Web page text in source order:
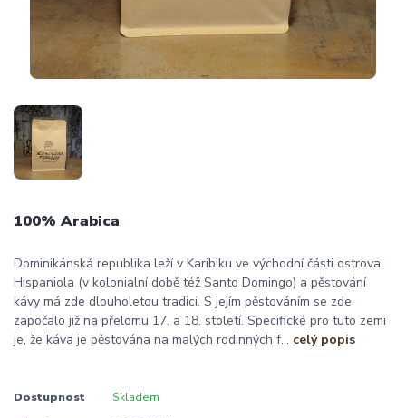
100% Arabica
Dominikánská republika leží v Karibiku ve východní části ostrova
Hispaniola (v kolonialní době též Santo Domingo) a pěstování
kávy má zde dlouholetou tradici. S jejím pěstováním se zde
započalo již na přelomu 17. a 18. století. Specifické pro tuto zemi
je, že káva je pěstována na malých rodinných f... celý popis
Dostupnost Skladem